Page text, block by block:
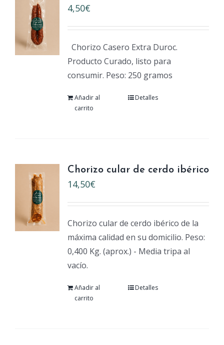
4,50€
Chorizo Casero Extra Duroc.
Producto Curado, listo para
consumir. Peso: 250 gramos
Añadir al
carrito
Detalles
Chorizo cular de cerdo ibérico
14,50€
Chorizo cular de cerdo ibérico de la
máxima calidad en su domicilio. Peso:
0,400 Kg. (aprox.) - Media tripa al
vacío.
Añadir al
carrito
Detalles